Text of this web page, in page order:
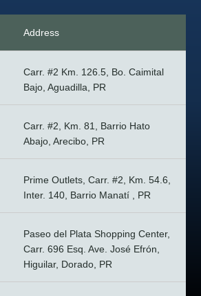
Address
Carr. #2 Km. 126.5, Bo. Caimital
Bajo, Aguadilla, PR
Carr. #2, Km. 81, Barrio Hato
Abajo, Arecibo, PR
Prime Outlets, Carr. #2, Km. 54.6,
Inter. 140, Barrio Manatí , PR
Paseo del Plata Shopping Center,
Carr. 696 Esq. Ave. José Efrón,
Higuilar, Dorado, PR